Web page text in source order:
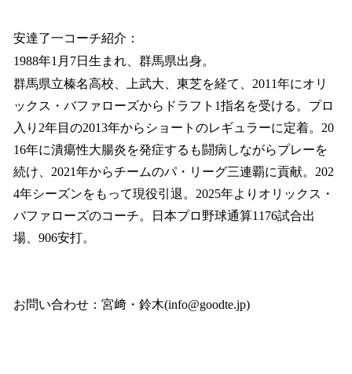
安達了一コーチ紹介：
1988年1月7日生まれ、群馬県出身。
群馬県立榛名高校、上武大、東芝を経て、2011年にオリ
ックス・バファローズからドラフト1指名を受ける。プロ
入り2年目の2013年からショートのレギュラーに定着。20
16年に潰瘍性大腸炎を発症するも闘病しながらプレーを
続け、2021年からチームのパ・リーグ三連覇に貢献。202
4年シーズンをもって現役引退。2025年よりオリックス・
バファローズのコーチ。日本プロ野球通算1176試合出
場、906安打。
お問い合わせ：宮﨑・鈴木(info@goodte.jp)